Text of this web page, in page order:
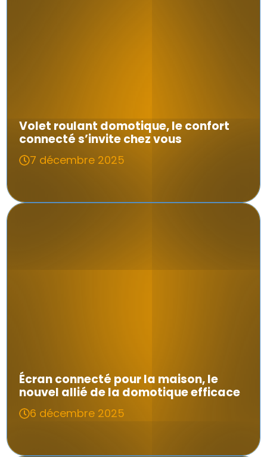
Volet roulant domotique, le confort
connecté s’invite chez vous
7 décembre 2025
Écran connecté pour la maison, le
nouvel allié de la domotique efficace
6 décembre 2025